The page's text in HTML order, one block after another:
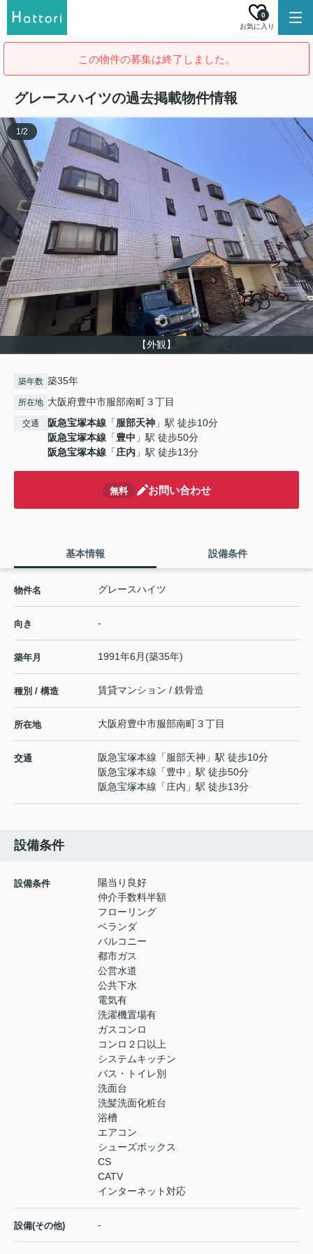
お気に入り
0
この物件の募集は終了しました。
グレースハイツの過去掲載物件情報
【外観】
1/2
築年数 築35年
所在地 大阪府豊中市服部南町３丁目
交通 阪急宝塚本線 「服部天神 」駅 徒歩10分
阪急宝塚本線 「豊中 」駅 徒歩50分
阪急宝塚本線 「庄内 」駅 徒歩13分
無料 お問い合わせ
基本情報 設備条件
物件名 グレースハイツ
向き -
築年月 1991年6月(築35年)
種別 / 構造 賃貸マンション / 鉄骨造
所在地 大阪府豊中市服部南町３丁目
交通 阪急宝塚本線 「服部天神 」駅 徒歩10分
阪急宝塚本線 「豊中 」駅 徒歩50分
阪急宝塚本線 「庄内 」駅 徒歩13分
設備条件
設備条件
陽当り良好
仲介手数料半額
フローリング
ベランダ
バルコニー
都市ガス
公営水道
公共下水
電気有
洗濯機置場有
ガスコンロ
コンロ２口以上
システムキッチン
バス・トイレ別
洗面台
洗髪洗面化粧台
浴槽
エアコン
シューズボックス
CS
CATV
インターネット対応
設備(その他) -